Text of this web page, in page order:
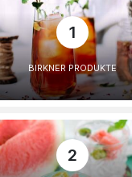
1
BIRKNER PRODUKTE
2